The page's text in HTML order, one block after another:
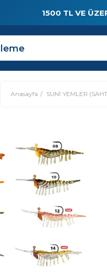
1500 TL VE
Anasayfa SUNİ YEMLER